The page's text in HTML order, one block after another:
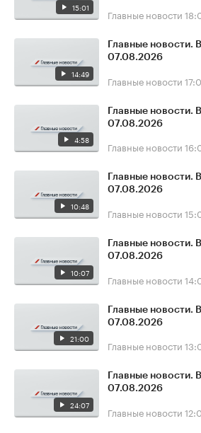
15:01 Главные новости
14:49
Главные новости.
07.08.2026
Главные новости
4:58
Главные новости.
07.08.2026
Главные новости
10:48
Главные новости.
07.08.2026
Главные новости
10:07
Главные новости.
07.08.2026
Главные новости
21:00
Главные новости.
07.08.2026
Главные новости
24:07
Главные новости.
07.08.2026
Главные новости